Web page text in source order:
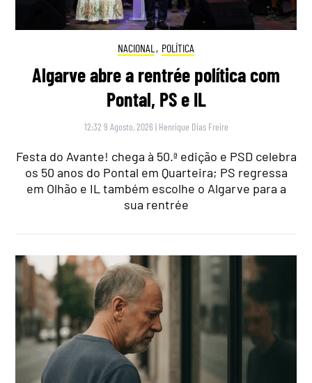
NACIONAL , POLÍTICA
Algarve abre a rentrée política com
Pontal, PS e IL
12:32 9 Agosto, 2026 | Henrique Dias Freire
Festa do Avante! chega à 50.ª edição e PSD celebra
os 50 anos do Pontal em Quarteira; PS regressa
em Olhão e IL também escolhe o Algarve para a
sua rentrée